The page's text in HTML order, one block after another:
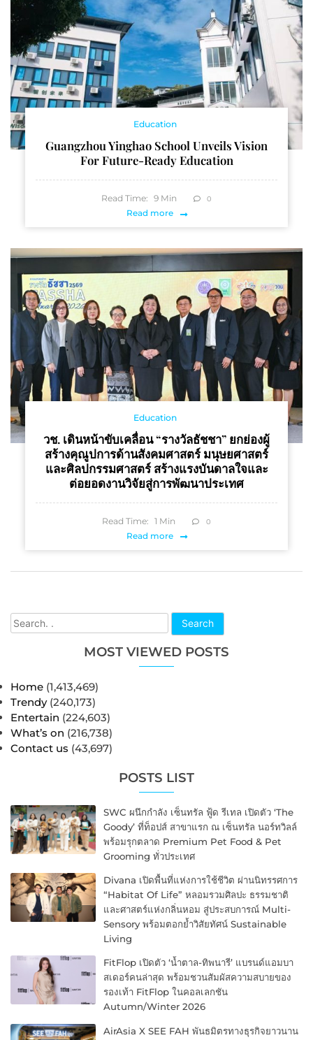
Search
MOST VIEWED POSTS
Home (1,413,469)
Trendy (240,173)
Entertain (224,603)
What’s on (216,738)
Contact us (43,697)
POSTS LIST
SWC ผนึกกำลัง เซ็นทรัล ฟู้ด รีเทล เปิดตัว ‘The
Goody’ ที่ท็อปส์ สาขาแรก ณ เซ็นทรัล นอร์ทวิลล์
พร้อมรุกตลาด Premium Pet Food & Pet
Grooming ทั่วประเทศ
Divana เปิดพื้นที่แห่งการใช้ชีวิต ผ่านนิทรรศการ
“Habitat Of Life” หลอมรวมศิลปะ ธรรมชาติ
และศาสตร์แห่งกลิ่นหอม สู่ประสบการณ์ Multi-
Sensory พร้อมตอกย้ำวิสัยทัศน์ Sustainable
Living
FitFlop เปิดตัว ‘น้ำตาล-ทิพนารี’ แบรนด์แอมบา
สเดอร์คนล่าสุด พร้อมชวนสัมผัสความสบายของ
รองเท้า FitFlop ในคอลเลกชัน
Autumn/Winter 2026
AirAsia X SEE FAH พันธมิตรทางธุรกิจยาวนาน
Education
Guangzhou Yinghao School Unveils Vision
For Future-Ready Education
Read Time: 9 Min 0
Read more
Education
วช. เดินหน้าขับเคลื่อน “รางวัลธัชชา” ยกย่องผู้
สร้างคุณูปการด้านสังคมศาสตร์ มนุษยศาสตร์
และศิลปกรรมศาสตร์ สร้างแรงบันดาลใจและ
ต่อยอดงานวิจัยสู่การพัฒนาประเทศ
Read Time: 1 Min 0
Read more